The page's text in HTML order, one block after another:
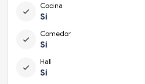
check
Cocina
Sí
check
Comedor
Sí
check
Hall
Sí